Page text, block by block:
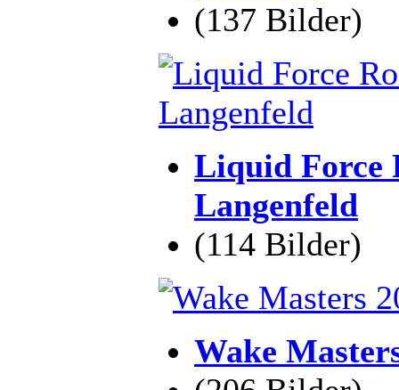
(137 Bilder)
Liquid Force
Langenfeld
(114 Bilder)
Wake